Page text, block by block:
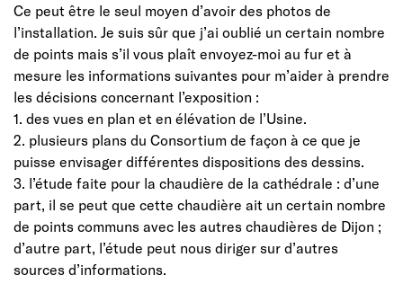
Ce peut être le seul moyen d’avoir des photos de
l’installation. Je suis sûr que j’ai oublié un certain nombre
de points mais s’il vous plaît envoyez-moi au fur et à
mesure les informations suivantes pour m’aider à prendre
les décisions concernant l’exposition :
1. des vues en plan et en élévation de l’Usine.
2. plusieurs plans du Consortium de façon à ce que je
puisse envisager différentes dispositions des dessins.
3. l’étude faite pour la chaudière de la cathédrale : d’une
part, il se peut que cette chaudière ait un certain nombre
de points communs avec les autres chaudières de Dijon ;
d’autre part, l’étude peut nous diriger sur d’autres
sources d’informations.